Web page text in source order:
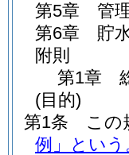
第5章
管
第6章
貯
附則
第1章
(目的)
第1条
この
例」という